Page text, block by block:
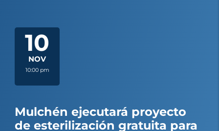
10
NOV
10:00 pm
Mulchén ejecutará proyecto
de esterilización gratuita para